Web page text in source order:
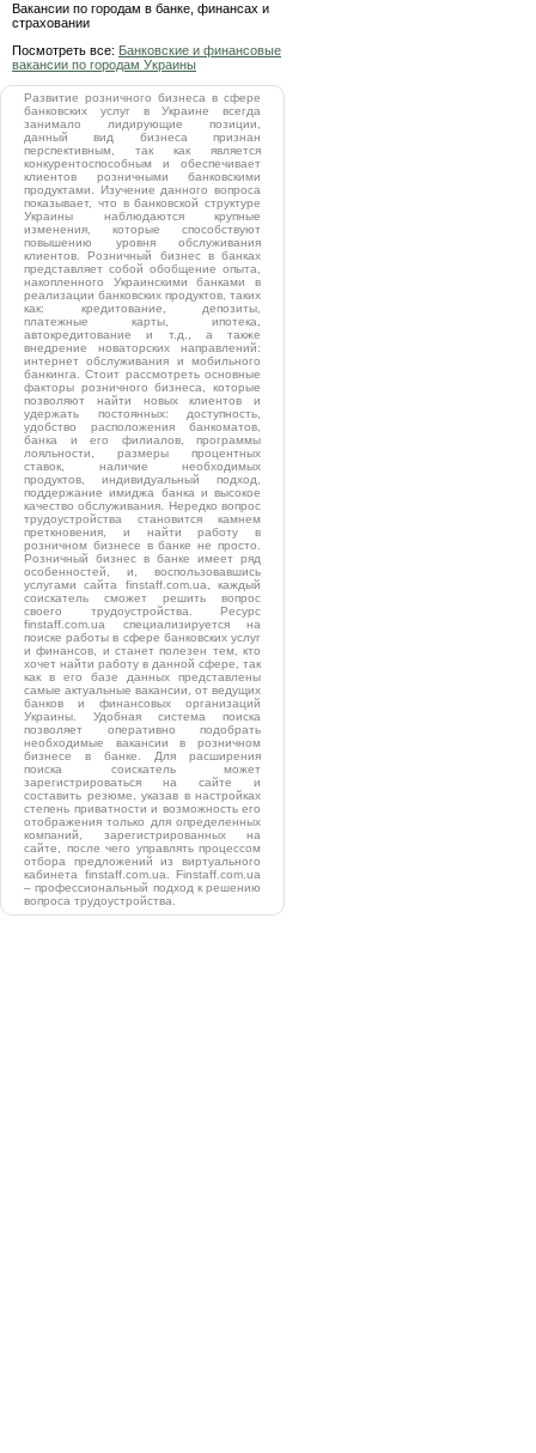
Вакансии по городам в банке, финансах и
страховании
Посмотреть все: Банковские и финансовые
вакансии по городам Украины
Развитие розничного бизнеса в сфере
банковских услуг в Украине всегда
занимало лидирующие позиции,
данный вид бизнеса признан
перспективным, так как является
конкурентоспособным и обеспечивает
клиентов розничными банковскими
продуктами. Изучение данного вопроса
показывает, что в банковской структуре
Украины наблюдаются крупные
изменения, которые способствуют
повышению уровня обслуживания
клиентов. Розничный бизнес в банках
представляет собой обобщение опыта,
накопленного Украинскими банками в
реализации банковских продуктов, таких
как: кредитование, депозиты,
платежные карты, ипотека,
автокредитование и т.д., а также
внедрение новаторских направлений:
интернет обслуживания и мобильного
банкинга. Стоит рассмотреть основные
факторы розничного бизнеса, которые
позволяют найти новых клиентов и
удержать постоянных: доступность,
удобство расположения банкоматов,
банка и его филиалов, программы
лояльности, размеры процентных
ставок, наличие необходимых
продуктов, индивидуальный подход,
поддержание имиджа банка и высокое
качество обслуживания. Нередко вопрос
трудоустройства становится камнем
преткновения, и найти работу в
розничном бизнесе в банке не просто.
Розничный бизнес в банке имеет ряд
особенностей, и, воспользовавшись
услугами сайта finstaff.com.ua, каждый
соискатель сможет решить вопрос
своего трудоустройства. Ресурс
finstaff.com.ua специализируется на
поиске работы в сфере банковских услуг
и финансов, и станет полезен тем, кто
хочет найти работу в данной сфере, так
как в его базе данных представлены
самые актуальные вакансии, от ведущих
банков и финансовых организаций
Украины. Удобная система поиска
позволяет оперативно подобрать
необходимые вакансии в розничном
бизнесе в банке. Для расширения
поиска соискатель может
зарегистрироваться на сайте и
составить резюме, указав в настройках
степень приватности и возможность его
отображения только для определенных
компаний, зарегистрированных на
сайте, после чего управлять процессом
отбора предложений из виртуального
кабинета finstaff.com.ua. Finstaff.com.ua
– профессиональный подход к решению
вопроса трудоустройства.